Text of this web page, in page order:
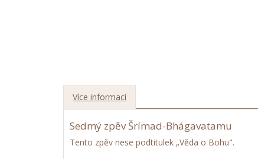
Více informací
Sedmý zpěv Šrímad-Bhágavatamu
Tento zpěv nese podtitulek „Věda o Bohu".